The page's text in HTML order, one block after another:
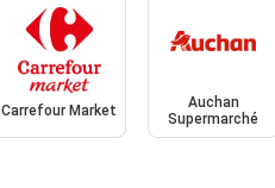
Carrefour Market
Auchan
Supermarché